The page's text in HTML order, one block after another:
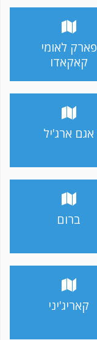
פארק לאומי
קאקאדו
אגם ארג'יל
ברום
קאריג'יני